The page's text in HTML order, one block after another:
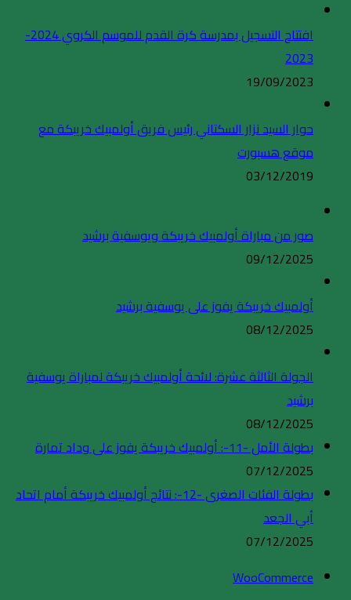
افتتاح التسجيل بمدرسة كرة القدم للموسم الكروي 2024-
2023
19/09/2023
حوار السيد نزار السكتاني رئيس فريق أولمبيك خريبكة مع
موقع هسبورت
03/12/2019
صور من مباراة أولمبيك خريبكة ويوسفية برشيد
09/12/2025
أولمبيك خريبكة يفوز على يوسفية برشيد
08/12/2025
الجولة الثالثة عشرة: لائحة أولمبيك خريبكة لمباراة يوسفية
برشيد
08/12/2025
بطولة الأمل -11-: أولمبيك خريبكة يفوز على وداد تمارة
07/12/2025
بطولة الفئات الصغرى -12-: نتائج أولمبيك خريبكة أمام اتحاد
أبي الجعد
07/12/2025
WooCommerce